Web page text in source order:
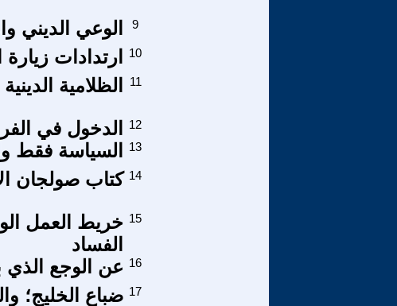
الوعي الديني 9
ارتدادات زيارة 10
الظلامية 11
الدخول في
12
السياسة فقط 13
كتاب صولجان 14
خريط العمل
الفساد
15
عن الوجع الذي 16
ضباع الخليج؛ 17